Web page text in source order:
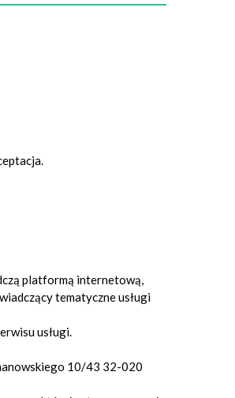
platformą internetową,
tematyczne usługi
usługi.
10/43 32-020